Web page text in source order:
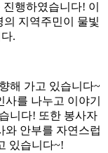
행하였습니다! 이
의 지역주민이 물빛
.
해 가고 있습니다~
를 나누고 이야기
니다! 또한 봉사자
와 안부를 자연스럽
있습니다~!